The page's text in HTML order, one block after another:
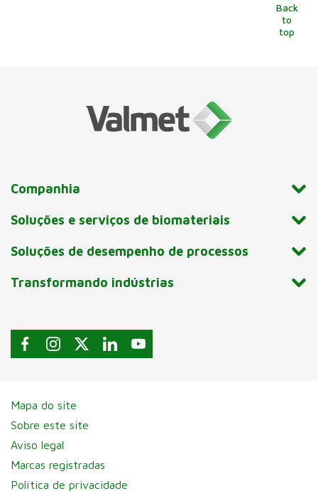
Back
to
top
Companhia
Soluções e serviços de biomateriais
Soluções de desempenho de processos
Transformando indústrias
Mapa do site
Sobre este site
Aviso legal
Marcas registradas
Política de privacidade